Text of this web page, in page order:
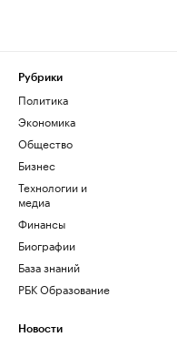
Рубрики
Политика
Экономика
Общество
Бизнес
Технологии и
медиа
Финансы
Биографии
База знаний
РБК Образование
Новости